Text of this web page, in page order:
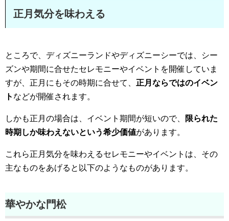
正月気分を味わえる
ところで、ディズニーランドやディズニーシーでは、シー
ズンや期間に合せたセレモニーやイベントを開催していま
すが、正月にもその時期に合せて、 正月ならではのイベン
ト などが開催されます。
しかも正月の場合は、イベント期間が短いので、
限られた
時期しか味わえないという希少価値があります。
これら正月気分を味わえるセレモニーやイベントは、その
主なものをあげると以下のようなものがあります。
華やかな門松